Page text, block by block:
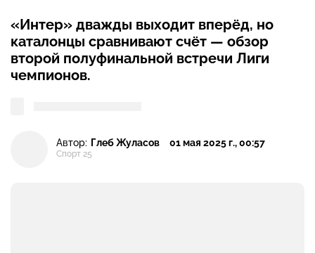
«Интер» дважды выходит вперёд, но
каталонцы сравнивают счёт — обзор
второй полуфинальной встречи Лиги
чемпионов.
Автор: Глеб Жуласов
Спорт 25
01 мая 2025 г., 00:57